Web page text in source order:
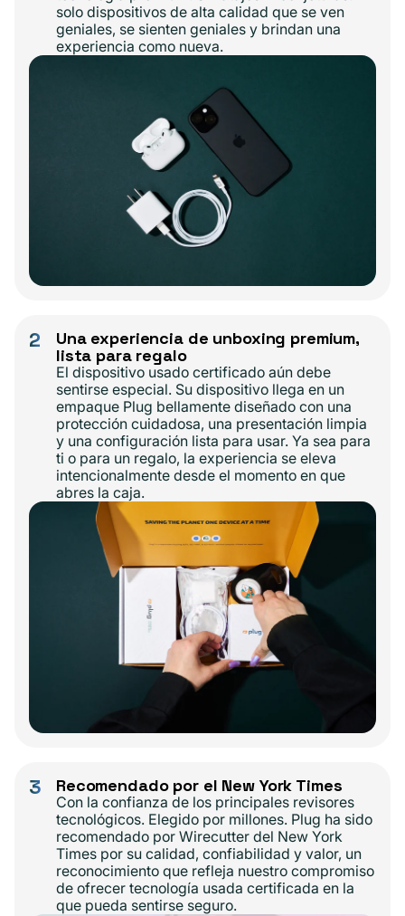
solo dispositivos de alta calidad que se ven
geniales, se sienten geniales y brindan una
experiencia como nueva.
2
Una experiencia de unboxing premium,
lista para regalo
El dispositivo usado certificado aún debe
sentirse especial. Su dispositivo llega en un
empaque Plug bellamente diseñado con una
protección cuidadosa, una presentación limpia
y una configuración lista para usar. Ya sea para
ti o para un regalo, la experiencia se eleva
intencionalmente desde el momento en que
abres la caja.
3 Recomendado por el New York Times
Con la confianza de los principales revisores
tecnológicos. Elegido por millones. Plug ha sido
recomendado por Wirecutter del New York
Times por su calidad, confiabilidad y valor, un
reconocimiento que refleja nuestro compromiso
de ofrecer tecnología usada certificada en la
que pueda sentirse seguro.